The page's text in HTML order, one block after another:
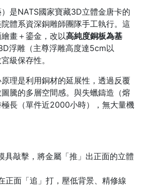
是NATS國家寶藏3D立體金唐卡的
體系資深銅雕師團隊手工執行。這
畫＋鎏金，改以高純度銅板為基
浮雕（主尊浮雕高度達5cm以
級保存性。
理是利用銅材的延展性，透過反覆
騰的多層空間感。與失蠟鑄造（熔
長（單件近2000小時），無大量機
具敲擊，將金屬「推」出正面的立體
正面「追」打，壓低背景、精修線